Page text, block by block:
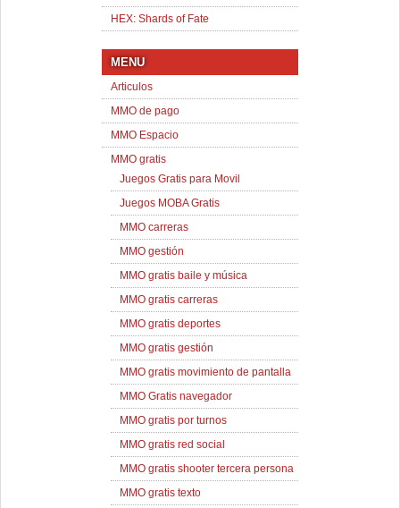
HEX: Shards of Fate
MENU
Articulos
MMO de pago
MMO Espacio
MMO gratis
Juegos Gratis para Movil
Juegos MOBA Gratis
MMO carreras
MMO gestión
MMO gratis baile y música
MMO gratis carreras
MMO gratis deportes
MMO gratis gestión
MMO gratis movimiento de pantalla
MMO Gratis navegador
MMO gratis por turnos
MMO gratis red social
MMO gratis shooter tercera persona
MMO gratis texto